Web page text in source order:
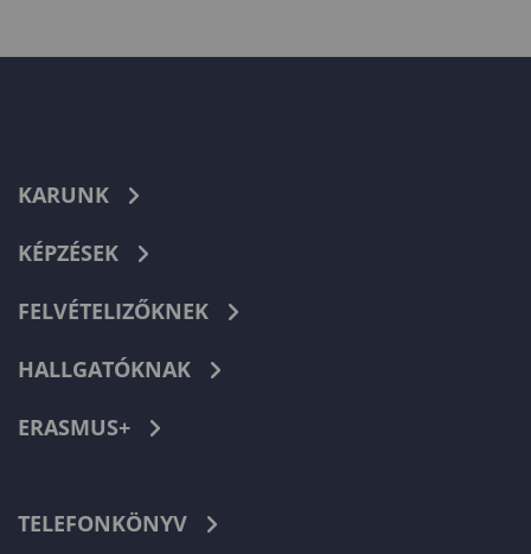
KARUNK
KÉPZÉSEK
FELVÉTELIZŐKNEK
HALLGATÓKNAK
ERASMUS+
TELEFONKÖNYV